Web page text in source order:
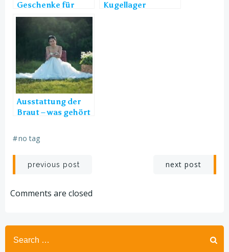
Geschenke für
Väter
Kugellager
Ausstattung der
Braut – was gehört
#no tag
Post
navigation
previous post next post
Comments are closed
Search
for: